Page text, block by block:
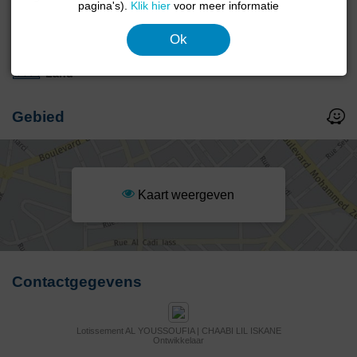
Algemene kenmerken
Land
Gebied
Kaart weergeven
Contactgegevens
Lotissement AL YOUSSOUFIA | CHAABI LIL ISKANE
Ontwikkelaar
pagina's). Klik hier voor meer informatie
Ok